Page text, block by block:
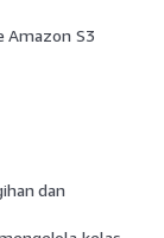
Amazon S3
dan